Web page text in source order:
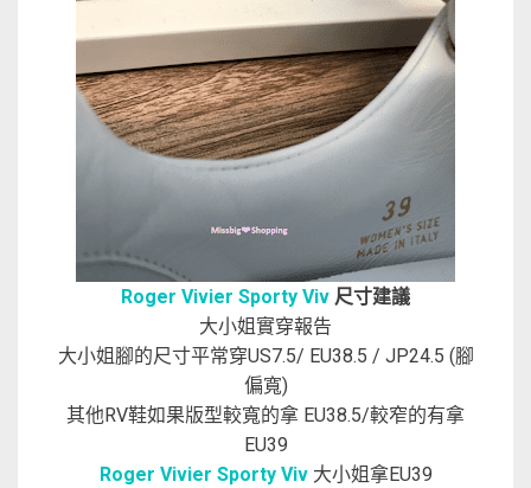
Roger Vivier Sporty Viv 尺寸建議
大小姐實穿報告
大小姐腳的尺寸平常穿US7.5/ EU38.5 / JP24.5 (腳
偏寬)
其他RV鞋如果版型較寬的拿 EU38.5/較窄的有拿
EU39
Roger Vivier Sporty Viv 大小姐拿EU39